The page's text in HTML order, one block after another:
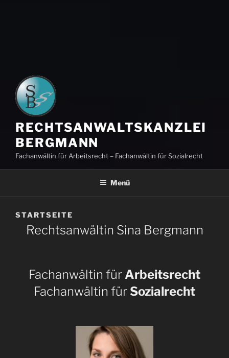
RECHTSANWALTSKANZLEI
BERGMANN
Fachanwältin für Arbeitsrecht – Fachanwältin für Sozialrecht
Menü
STARTSEITE
Rechtsanwältin Sina Bergmann
Fachanwältin für Arbeitsrecht
Fachanwältin für Sozialrecht